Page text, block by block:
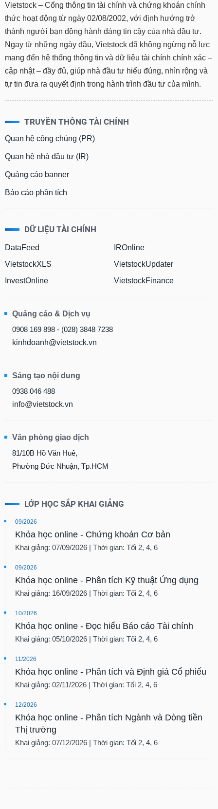
Vietstock – Cổng thông tin tài chính và chứng khoán chính
thức hoạt động từ ngày 02/08/2002, với định hướng trở
thành người bạn đồng hành đáng tin cậy của nhà đầu tư.
Ngay từ những ngày đầu, Vietstock đã không ngừng nỗ lực
mang đến hệ thống thông tin và dữ liệu tài chính chính xác –
cập nhật – đầy đủ, giúp nhà đầu tư hiểu đúng, nhìn rộng và
tự tin đưa ra quyết định trong hành trình đầu tư của mình.
TRUYỀN THÔNG TÀI CHÍNH
Quan hệ công chúng (PR)
Quan hệ nhà đầu tư (IR)
Quảng cáo banner
Báo cáo phân tích
DỮ LIỆU TÀI CHÍNH
DataFeed
VietstockXLS
InvestOnline
IROnline
VietstockUpdater
VietstockFinance
Quảng cáo & Dịch vụ
0908 169 898 - (028) 3848 7238
kinhdoanh@vietstock.vn
Sáng tạo nội dung
0938 046 488
info@vietstock.vn
Văn phòng giao dịch
81/10B Hồ Văn Huê,
Phường Đức Nhuận, Tp.HCM
LỚP HỌC SẮP KHAI GIẢNG
09/2026
Khóa học online - Chứng khoán Cơ bản
Khai giảng: 07/09/2026 | Thời gian: Tối 2, 4, 6
09/2026
Khóa học online - Phân tích Kỹ thuật Ứng dụng
Khai giảng: 16/09/2026 | Thời gian: Tối 2, 4, 6
10/2026
Khóa học online - Đọc hiểu Báo cáo Tài chính
Khai giảng: 05/10/2026 | Thời gian: Tối 2, 4, 6
11/2026
Khóa học online - Phân tích và Định giá Cổ phiếu
Khai giảng: 02/11/2026 | Thời gian: Tối 2, 4, 6
12/2026
Khóa học online - Phân tích Ngành và Dòng tiền
Thị trường
Khai giảng: 07/12/2026 | Thời gian: Tối 2, 4, 6